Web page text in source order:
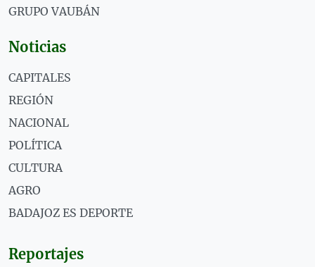
GRUPO VAUBÁN
Noticias
CAPITALES
REGIÓN
NACIONAL
POLÍTICA
CULTURA
AGRO
BADAJOZ ES DEPORTE
Reportajes